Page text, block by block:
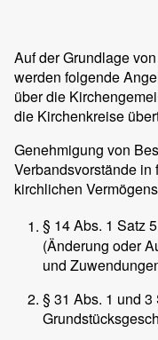
Auf der Grundlage
werden folgende
über die
die Kirchenkreise
Genehmigung von
Verbandsvorstände
kirchlichen
§ 14 Abs. 1 Satz
(Änderung oder
und
§ 31 Abs. 1 und